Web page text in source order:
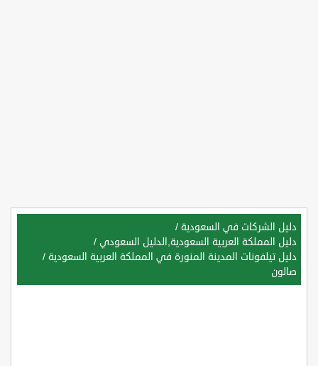
دليل الشركات في السعودية /
دليل المملكة العربية السعودية,الدليل السعودي /
دليل تيلفونات المدينة المنورة في المملكة العربية السعودية /
صالون